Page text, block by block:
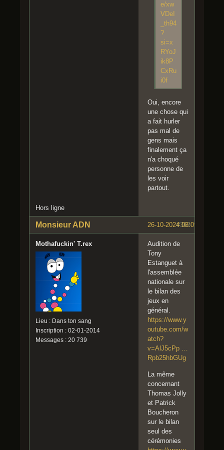
e/xw
VDeI
_th94
?
si=x
RYoJ
ik8P
CxRu
i0f
Oui, encore
une chose qui
a fait hurler
pas mal de
gens mais
finalement ça
n'a choqué
personne de
les voir
partout.
Hors ligne
#363
26-10-2024 08:09:37
Monsieur ADN
Mothafuckin' T.rex
Lieu : Dans ton sang
Inscription : 02-01-2014
Messages : 20 739
Audition de
Tony
Estanguet à
l'assemblée
nationale sur
le bilan des
jeux en
général.
https://www.y
outube.com/w
atch?
v=AlJ5cPp …
Rpb25hbGUg
La même
concernant
Thomas Jolly
et Patrick
Boucheron
sur le bilan
seul des
cérémonies